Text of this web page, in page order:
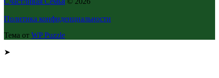
Политика конфиденциальности
Тема от WP Puzzle
➤